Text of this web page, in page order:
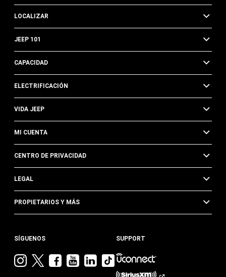
LOCALIZAR
JEEP 101
CAPACIDAD
ELECTRIFICACIÓN
VIDA JEEP
MI CUENTA
CENTRO DE PRIVACIDAD
LEGAL
PROPIETARIOS Y MÁS
SÍGUENOS
VisitaVisitaVisitaVisitaVisita
Jeep
Visita
Jeep
SUPPORT